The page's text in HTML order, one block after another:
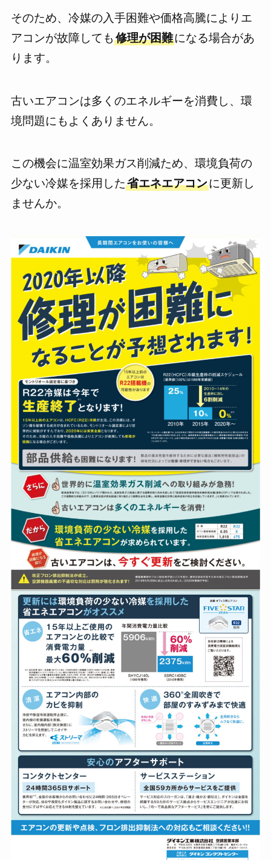
そのため、冷媒の入手困難や価格高騰によりエ
アコンが故障しても 修理が困難になる場合があ
ります。
古いエアコンは多くのエネルギーを消費し、環
境問題にもよくありません。
この機会に温室効果ガス削減ため、環境負荷の
少ない冷媒を採用した省エネエアコンに更新し
ませんか。